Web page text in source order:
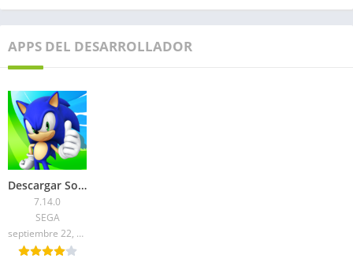
APPS DEL DESARROLLADOR
Descargar Sonic Dash Mod APK 2026: Rings Infinitos
7.14.0
SEGA
septiembre 22, 2024